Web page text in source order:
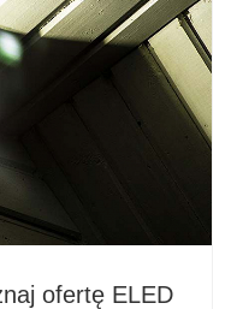
ofertę ELED